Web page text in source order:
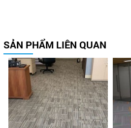
SẢN PHẨM LIÊN QUAN